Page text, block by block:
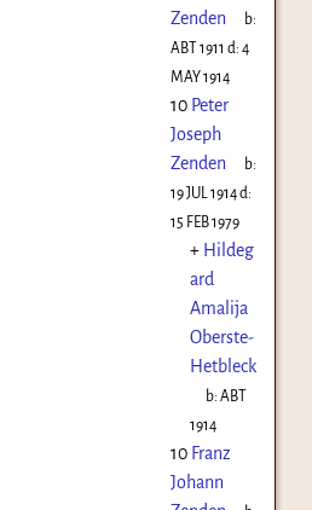
Zenden
b:
ABT 1911 d: 4
MAY 1914
10 Peter
Joseph
Zenden
b:
19 JUL 1914d:
15 FEB 1979
+ Hildeg
ard
Amalija
Oberste-
Hetbleck
b:ABT
1914
10 Franz
Johann